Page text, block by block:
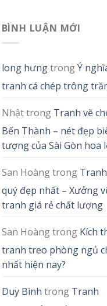
BÌNH LUẬN MỚI
long hưngtrongÝ
tranh cá chép trông
Nhậttrong Tranh vẽ
Bến Thành – nét đẹp
tượng của Sài Gòn hoa
San Hoàngtrong
quý đẹp nhất – Xưởng
tranh giá rẻ chất lượng
San Hoàngtrong Kích
tranh treo phòng ngủ
nhất hiện nay?
Duy Bình trong Tranh